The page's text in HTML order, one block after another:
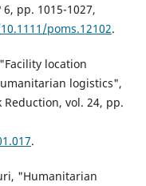
pp. 1015-1027,
poms.12102.
location
logistics",
vol. 24, pp.
.
"Humanitarian